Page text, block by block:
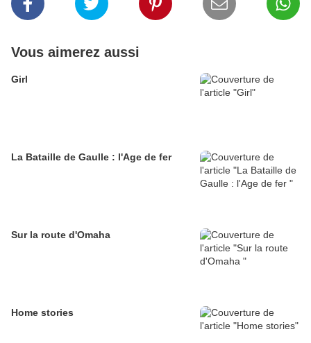
Vous aimerez aussi
Girl
La Bataille de Gaulle : l'Age de fer
Sur la route d'Omaha
Home stories